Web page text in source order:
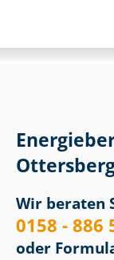
Wir beraten
0158 - 886
oder